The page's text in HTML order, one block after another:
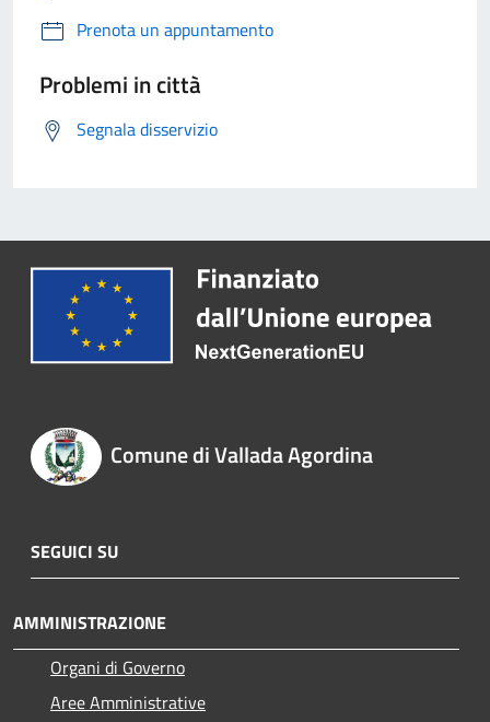
Prenota un appuntamento
Problemi in città
Segnala disservizio
Comune di Vallada Agordina
SEGUICI SU
AMMINISTRAZIONE
Organi di Governo
Aree Amministrative